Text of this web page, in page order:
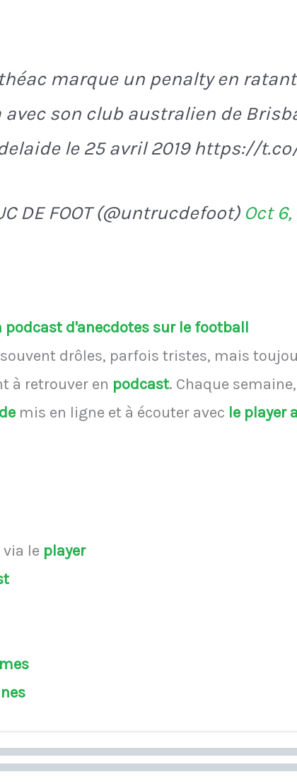
marque un penalty en
avec son club australien de
le 25 avril 2019 https://
DE FOOT (@untrucdefoot) Oct
podcast d'anecdotes sur le football
drôles, parfois tristes, mais
à retrouver en podcast. Chaque
mis en ligne et à écouter avec le player
via le player